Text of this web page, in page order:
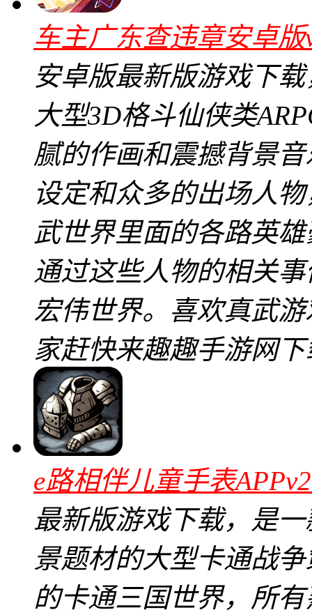
车主广东查违章安卓版
安卓版最新版游戏下
大型3D格斗仙侠类
腻的作画和震撼背景
设定和众多的出场人
武世界里面的各路英
通过这些人物的相关
宏伟世界。喜欢真武
家赶快来趣趣手游网
e路相伴儿童手表
最新版游戏下载，是
景题材的大型卡通战
的卡通三国世界，所